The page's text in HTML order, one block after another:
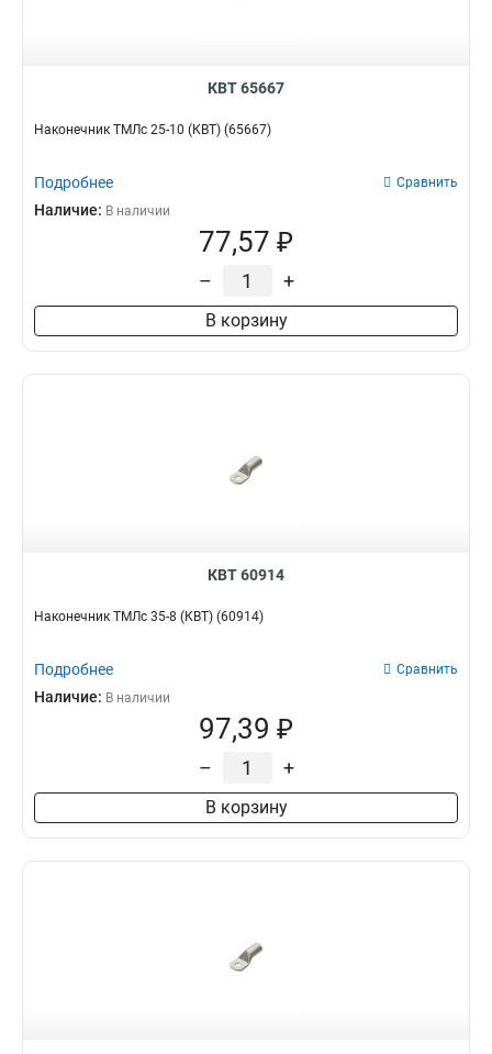
КВТ 65667
Наконечник ТМЛс 25-10 (КВТ) (65667)
Подробнее Сравнить
Наличие: В наличии
77,57 ₽
– +
В корзину
КВТ 60914
Наконечник ТМЛс 35-8 (КВТ) (60914)
Подробнее Сравнить
Наличие: В наличии
97,39 ₽
– +
В корзину